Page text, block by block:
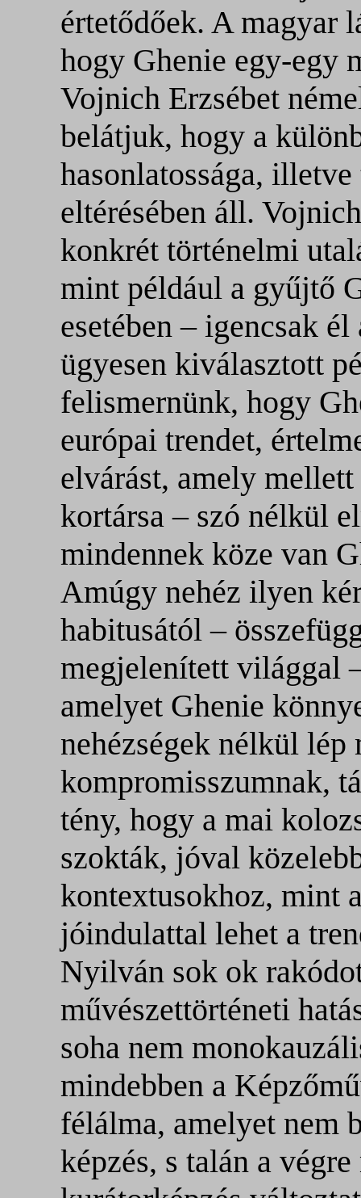
értetődőek. A magyar
hogy Ghenie egy-egy
Vojnich Erzsébet
belátjuk, hogy a
hasonlatossága,
eltérésében áll.
konkrét történelmi
mint például a gyűjtő
esetében – igencsak
ügyesen kiválasztott
felismernünk, hogy
európai trendet,
elvárást, amely
kortársa – szó nélkül
mindennek köze van
Amúgy nehéz ilyen
habitusától –
megjelenített világgal
amelyet Ghenie
nehézségek nélkül
kompromisszumnak,
tény, hogy a mai
szokták, jóval
kontextusokhoz, mint
jóindulattal lehet a
Nyilván sok ok
művészettörténeti
soha nem
mindebben a
félálma, amelyet nem
képzés, s talán a